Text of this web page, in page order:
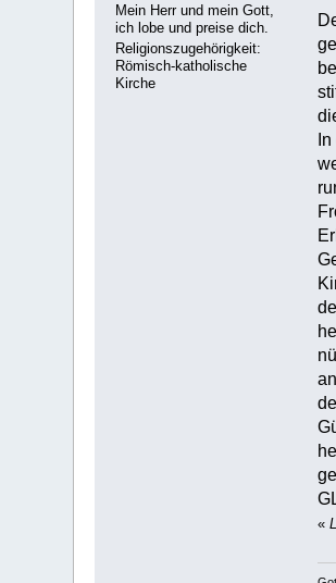
Mein Herr und mein Gott,
ich lobe und preise dich.
Religionszugehörigkeit:
Römisch-katholische
Kirche
«